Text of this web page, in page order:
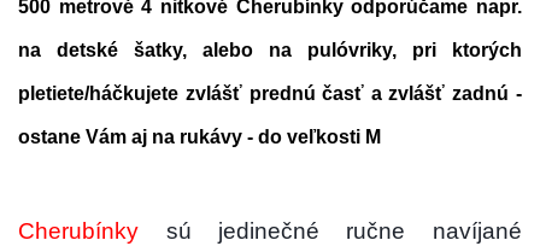
500 metrové 4 nitkové Cherubínkyodporúčame napr.
na detské šatky, alebo na pulóvriky, pri ktorých
pletiete/háčkujete zvlášť prednú časť a zvlášť zadnú -
ostane Vám aj na rukávy - do veľkosti M
Cherubínky sú jedinečné ručne navíjané